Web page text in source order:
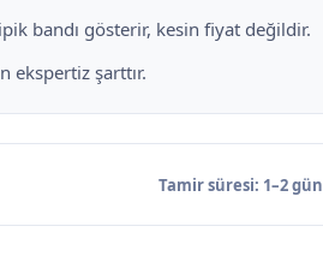
bandı gösterir, kesin fiyat değildir.
ekspertiz şarttır.
Tamir süresi: 1–2 gün